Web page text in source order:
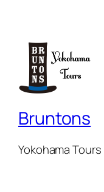
Bruntons
Yokohama Tours